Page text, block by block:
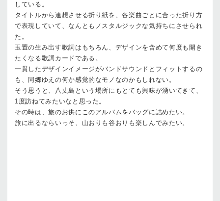
している。
タイトルから連想させる折り紙を、各楽曲ごとに合った折り方
で表現していて、なんともノスタルジックな気持ちにさせられ
た。
玉置の生み出す歌詞はもちろん、デザインを含めて何度も開き
たくなる歌詞カードである。
一貫したデザインイメージがバンドサウンドとフィットするの
も、同郷ゆえの何か感覚的なモノなのかもしれない。
そう思うと、八丈島という場所にもとても興味が湧いてきて、
1度訪ねてみたいなと思った。
その時は、旅のお供にこのアルバムをバッグに詰めたい。
旅に出るならいっそ、山おりも谷おりも楽しんでみたい。